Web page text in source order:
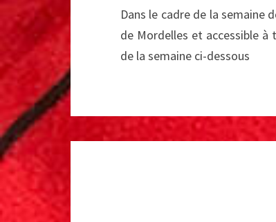
Dans le cadre de la semaine
de Mordelles et accessible à
de la semaine ci-dessous